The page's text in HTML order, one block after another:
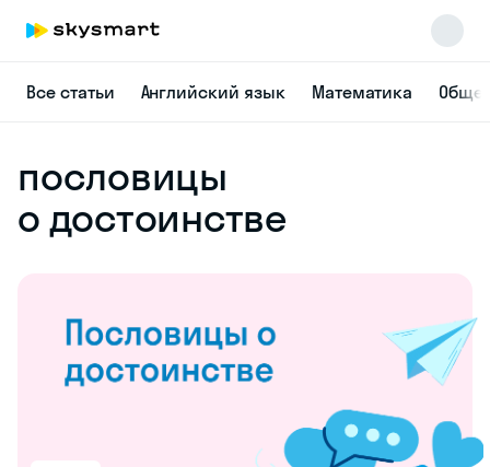
Все статьи Английский язык Математика
пословицы
о достоинстве